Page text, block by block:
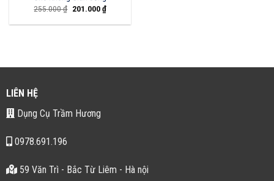
255.000₫ Giá
là:
201.000₫Giá
hiện
tại
LIÊN HỆ
Dụng Cụ Trầm Hương
0978.691.196
59 Văn Trì - Bắc Từ Liêm - Hà nội